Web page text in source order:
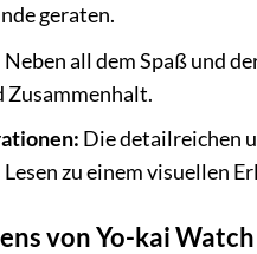
geraten.
Neben all dem Spaß und
Zusammenhalt.
Die detailreichen
zu einem visuellen
von Yo-kai